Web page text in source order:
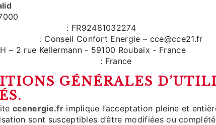
: FR92481032274
: Conseil Confort Energie – cce@cce21.fr
– 2 rue Kellermann - 59100 Roubaix - France
: France
GÉNÉRALES
ccenergie.frimplique l’acceptation pleine et
sont susceptibles d’être modifiées ou